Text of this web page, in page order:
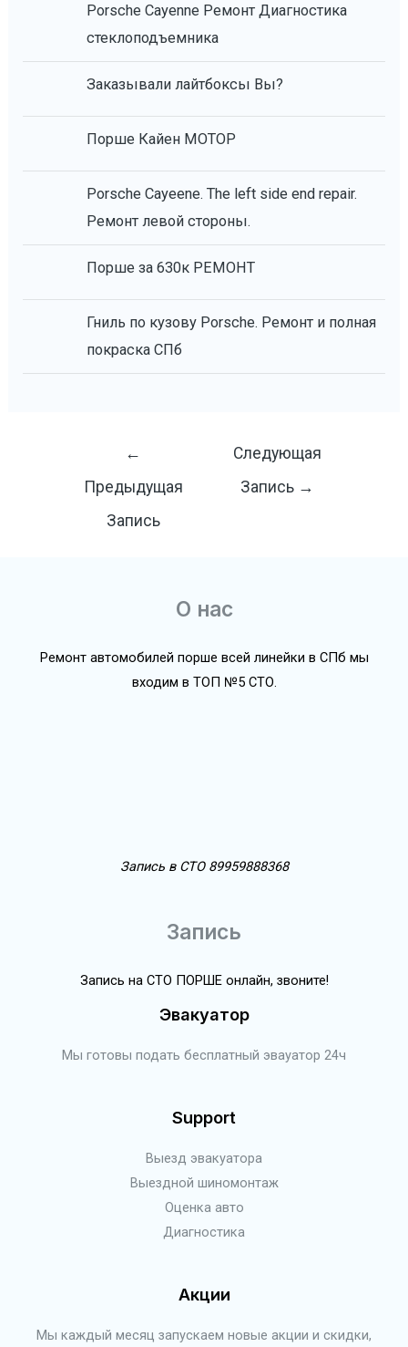
Porsche Cayenne Ремонт Диагностика
стеклоподъемника
Заказывали лайтбоксы Вы?
Порше Кайен МОТОР
Porsche Cayeene. The left side end repair.
Ремонт левой стороны.
Порше за 630к РЕМОНТ
Гниль по кузову Porsche. Ремонт и полная
покраска СПб
записям
←
Предыдущая
Запись
Следующая
Запись →
О нас
Ремонт автомобилей порше всей линейки в СПб мы
входим в ТОП №5 СТО.
Запись в СТО 89959888368
Запись
Запись на СТО ПОРШЕ онлайн, звоните!
Эвакуатор
Мы готовы подать бесплатный эвауатор 24ч
Support
Выезд эвакуатора
Выездной шиномонтаж
Оценка авто
Диагностика
Акции
Мы каждый месяц запускаем новые акции и скидки,